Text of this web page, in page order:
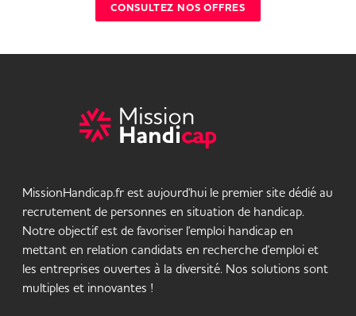
CONSULTEZ NOS OFFRES
MissionHandicap.fr est aujourd'hui le premier site dédié au
recrutement de personnes en situation de handicap.
Notre objectif est de favoriser l'emploi handicap en
mettant en relation candidats en recherche d'emploi et
les entreprises ouvertes à la diversité. Nos solutions sont
multiples et innovantes !